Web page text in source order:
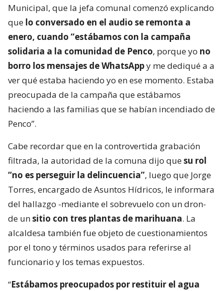
Municipal, que la jefa comunal comenzó explicando
que lo conversado en el audio se remonta a
enero, cuando “estábamos con la campaña
solidaria a la comunidad de Penco, porque yo no
borro los mensajes de WhatsAppy me dediqué a a
ver qué estaba haciendo yo en ese momento. Estaba
preocupada de la campaña que estábamos
haciendo a las familias que se habían incendiado de
Penco”.
Cabe recordar que en la controvertida grabación
filtrada, la autoridad de la comuna dijo quesu rol
“no es perseguir la delincuencia”, luego que Jorge
Torres, encargado de Asuntos Hídricos, le informara
del hallazgo -mediante el sobrevuelo con un dron-
de unsitio con tres plantas de marihuana. La
alcaldesa también fue objeto de cuestionamientos
por el tono y términos usados para referirse al
funcionario y los temas expuestos.
“Estábamos preocupados por restituir el agua